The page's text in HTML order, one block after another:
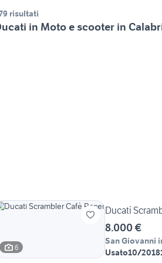
risultati
in Moto e scooter in
6
Ducati
8.000 €
San Giovanni
Usato10/2018